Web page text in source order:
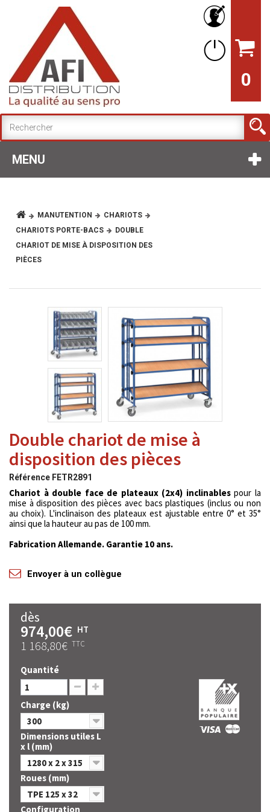
0
MENU
MANUTENTION
CHARIOTS
CHARIOTS PORTE-BACS
DOUBLE
CHARIOT DE MISE À DISPOSITION DES
PIÈCES
Double chariot de mise à
disposition des pièces
Référence FETR2891
Chariot à double face de plateaux (2x4) inclinablespour la
mise à disposition des pièces avec bacs plastiques (inclus ou non
au choix). L'inclinaison des plateaux est ajustable entre 0° et 35°
ainsi que la hauteur au pas de 100 mm.
Fabrication Allemande. Garantie 10 ans.
Envoyer à un collègue
dès
974,00€ HT
1 168,80€ TTC
Quantité
Charge (kg)
300
Dimensions utiles L
x l (mm)
1280 x 2 x 315
Roues (mm)
TPE 125 x 32
Configuration